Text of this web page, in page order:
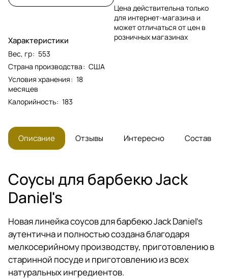
Характеристики
Вес, гр: 553
Страна производства: США
Условия хранения: 18
месяцев
Калорийность: 183
Цена действительна только
для интернет-магазина и
может отличаться от цен в
розничных магазинах
Описание Отзывы Интересно Состав
Соусы для барбекю Jack
Daniel's
Новая линейка соусов для барбекю Jack Daniel's
аутентична и полностью создана благодаря
мелкосерийному производству, приготовлению в
старинной посуде и приготовлению из всех
натуральных ингредиентов.